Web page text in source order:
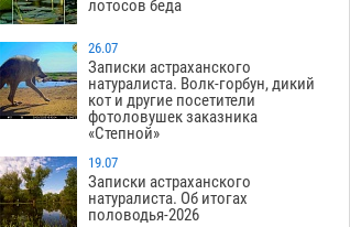
лотосов беда
26.07
Записки астраханского
натуралиста. Волк-горбун, дикий
кот и другие посетители
фотоловушек заказника
«Степной»
19.07
Записки астраханского
натуралиста. Об итогах
половодья-2026